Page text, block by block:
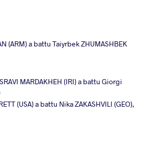
(ARM) a battu Taiyrbek ZHUMASHBEK
MARDAKHEH (IRI) a battu Giorgi
(USA) a battu Nika ZAKASHVILI (GEO),